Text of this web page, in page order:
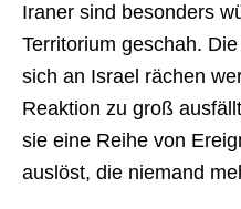
Iraner sind besonders
Territorium geschah.
sich an Israel rächen
Reaktion zu groß
sie eine Reihe von
auslöst, die niemand